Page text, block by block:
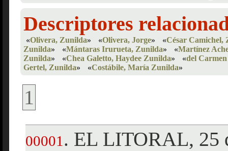
Descriptores
«Olivera, Zunilda» «Olivera, Jorge» «César Camichel,
Zunilda» «Mántaras Irurueta, Zunilda» «Martínez
Zunilda» «Chea Galetto, Haydee Zunilda» «del
Gertel, Zunilda» «Costábile, María Zunilda»
1
00001 . EL LITORAL, 25